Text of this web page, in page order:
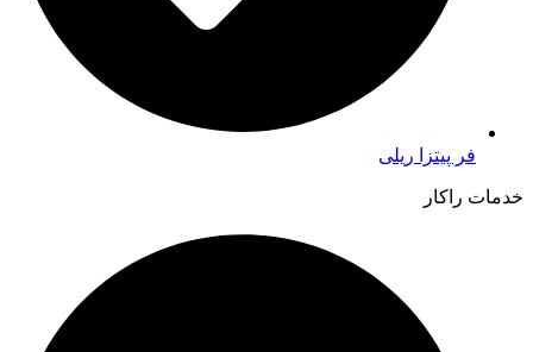
فر پیتزا ریلی
خدمات راکار